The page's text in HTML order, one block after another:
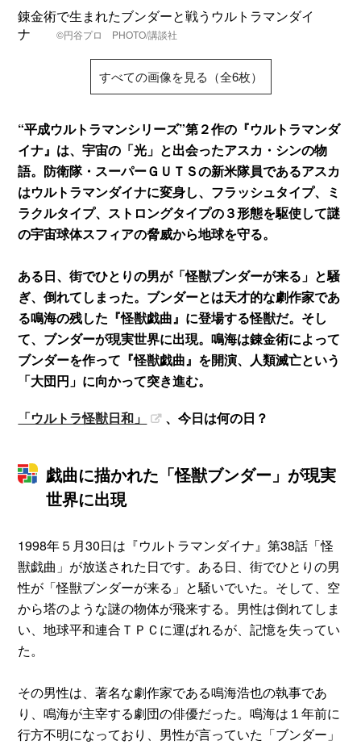
錬金術で生まれたブンダーと戦うウルトラマンダイ
ナ©円谷プロ PHOTO/講談社
すべての画像を見る（全6枚）
“平成ウルトラマンシリーズ”第２作の『ウルトラマンダ
イナ』は、宇宙の「光」と出会ったアスカ・シンの物
語。防衛隊・スーパーＧＵＴＳの新米隊員であるアスカ
はウルトラマンダイナに変身し、フラッシュタイプ、ミ
ラクルタイプ、ストロングタイプの３形態を駆使して謎
の宇宙球体スフィアの脅威から地球を守る。
ある日、街でひとりの男が「怪獣ブンダーが来る」と騒
ぎ、倒れてしまった。ブンダーとは天才的な劇作家であ
る鳴海の残した『怪獣戯曲』に登場する怪獣だ。そし
て、ブンダーが現実世界に出現。鳴海は錬金術によって
ブンダーを作って『怪獣戯曲』を開演、人類滅亡という
「大団円」に向かって突き進む。
「ウルトラ怪獣日和」
、今日は何の日？
戯曲に描かれた「怪獣ブンダー」が現実
世界に出現
1998年５月30日は『ウルトラマンダイナ』第38話「怪
獣戯曲」が放送された日です。ある日、街でひとりの男
性が「怪獣ブンダーが来る」と騒いでいた。そして、空
から塔のような謎の物体が飛来する。男性は倒れてしま
い、地球平和連合ＴＰＣに運ばれるが、記憶を失ってい
た。
その男性は、著名な劇作家である鳴海浩也の執事であ
り、鳴海が主宰する劇団の俳優だった。鳴海は１年前に
行方不明になっており、男性が言っていた「ブンダー」